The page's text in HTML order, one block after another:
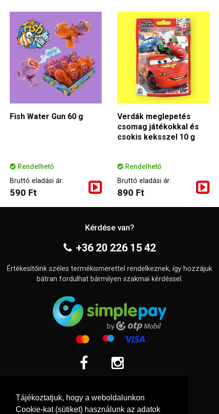
Tájékoztatjuk, hogy a weboldalunkon
Cookie-kat (sütiket) használunk az adatok
Fish Water Gun 60 g
Rendelhető
Bruttó eladási ár:
590 Ft
Verdák meglepetés
csomag játékokkal és
csokis keksszel 10 g
Rendelhető
Bruttó eladási ár:
890 Ft
Kérdése van?
+36 20 226 15 42
Értékesítőink széles termékismerettel rendelkeznek, így hozzájuk
bátran fordulhat bármilyen szakmai kérdéssel.
Adatkezelési tájékoztató